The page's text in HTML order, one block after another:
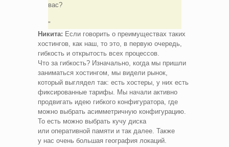
вас?
Никита: Если говорить о преимуществах таких
хостингов, как наш, то это, в первую очередь,
гибкость и открытость всех процессов.
Что за гибкость? Изначально, когда мы пришли
заниматься хостингом, мы видели рынок,
который выглядел так: есть хостеры, у них есть
фиксированные тарифы. Мы начали активно
продвигать идею гибкого конфигуратора, где
можно выбрать асимметричную конфигурацию.
То есть можно выбрать кучу диска
или оперативной памяти и так далее. Также
у нас очень большая география локаций.